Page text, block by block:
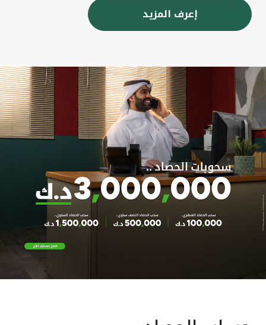
إعرف المزيد